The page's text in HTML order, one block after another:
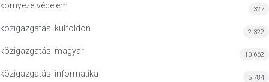
környezetvédelem 327
közigazgatás: külföldön 2 322
közigazgatás: magyar 10 662
közigazgatási informatika 5 784